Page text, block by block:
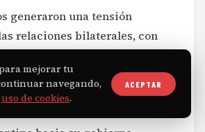
generaron una tensión
relaciones bilaterales, con
de retirar a su embajador y
busca expresar un
mejorar tu
navegando,
uso de cookies.
ACEPTAR